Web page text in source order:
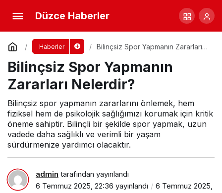
Düzce Haberler
Haberler
Bilinçsiz Spor Yapmanın Zararları
Bilinçsiz Spor Yapmanın
Zararları Nelerdir?
Bilinçsiz spor yapmanın zararlarını önlemek, hem
fiziksel hem de psikolojik sağlığımızı korumak için kritik
öneme sahiptir. Bilinçli bir şekilde spor yapmak, uzun
vadede daha sağlıklı ve verimli bir yaşam
sürdürmenize yardımcı olacaktır.
admin tarafından yayınlandı
6 Temmuz 2025, 22:36 yayınlandı
6 Temmuz 2025,
Bilinçsiz Spor Yapmanın Zararları Nelerdir?
Yorum Yap